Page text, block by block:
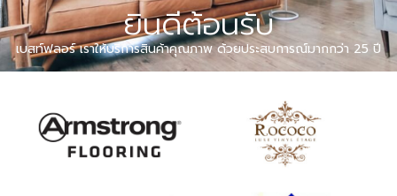
ยินดีต้อนรับ
เบสท์ฟลอร์ เราให้บริการสินค้าคุณภาพ ด้วยประสบการณ์มากกว่า 25 ปี